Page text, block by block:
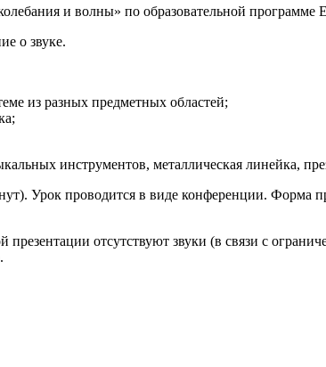
и волны» по образовательной
о звуке.
из разных предметных областей;
инструментов, металлическая линейка,
Урок проводится в виде конференции. Форма
презентации отсутствуют звуки (в связи с